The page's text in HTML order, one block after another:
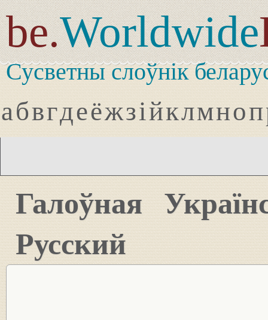
be.Worldwide
Сусветны слоўнік
абвгдеёжзійклмноп
Галоўная
Русский